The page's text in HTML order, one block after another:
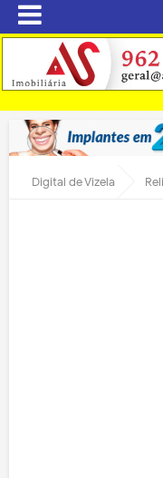
Digital de Vizela